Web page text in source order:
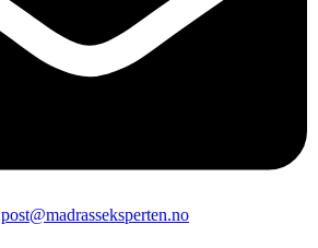
post@madrasseksperten.no